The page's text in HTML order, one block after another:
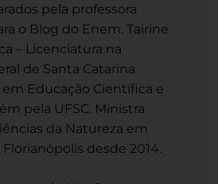
pela professora
o Blog do Enem. Tairine
– Licenciatura na
de Santa Catarina
em Educação Científica e
pela UFSC. Ministra
da Natureza em
desde 2014.